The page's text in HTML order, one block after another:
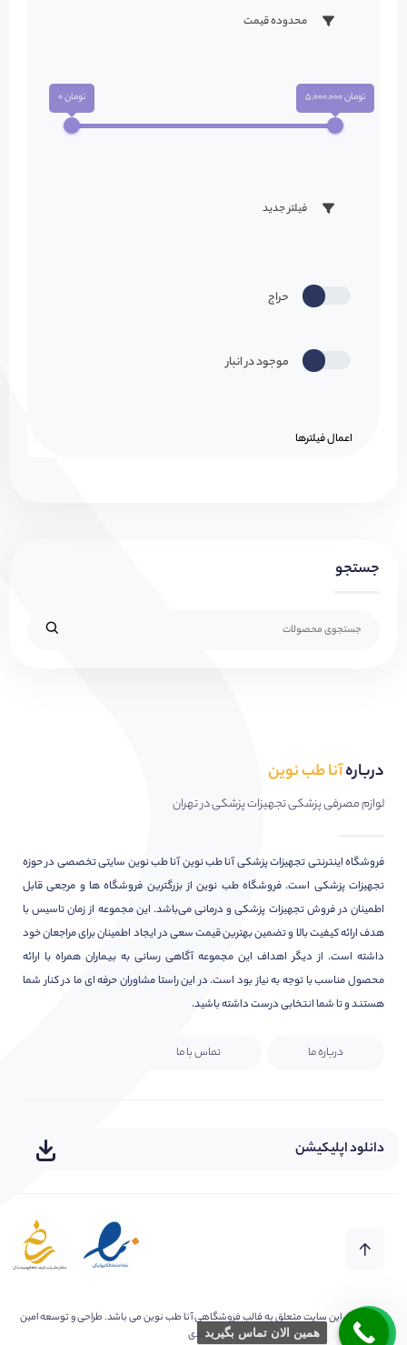
محدوده قیمت
تومان 0 تومان 5,000,000
فیلتر جدید
حراج
موجود در انبار
اعمال فیلتر‌ها
جستجو
دربارهآنا طب نوین
لوازم مصرفی پزشکی تجهیزات پزشکی در تهران
فروشگاه اینترنتی تجهیزات پزشکی آنا طب نوین آنا طب نوین سایتی تخصصی در حوزه
تجهیزات پزشکی است. فروشگاه طب نوین از بزرگترین فروشگاه ها و مرجعی قابل
اطمینان در فروش تجهیزات پزشکی و درمانی می‌باشد. این مجموعه از زمان تاسیس با
هدف ارائه کیفیت بالا و تضمین بهترین قیمت سعی در ایجاد اطمینان برای مراجعان خود
داشته است. از دیگر اهداف این مجموعه آگاهی رسانی به بیماران همراه با ارائه
محصول مناسب با توجه به نیاز بود است. در این راستا مشاوران حرفه ای ما در کنار شما
هستند و تا شما انتخابی درست داشته باشید.
درباره ما تماس با ما
دانلود اپلیکیشن
کلیه حقوق این سایت متعلق بهقالب فروشگاهی آنا طب نوینمی باشد. طراحی و توسعه امین
فرهادیهمین الان تماس بگیرید